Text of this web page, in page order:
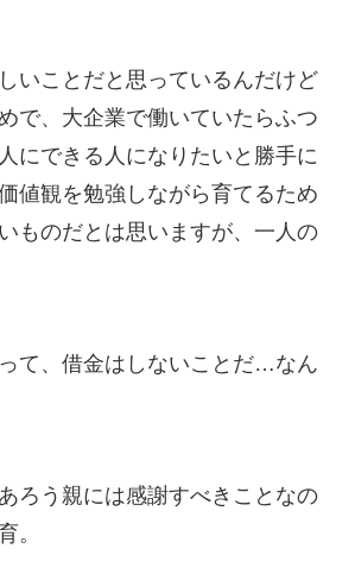
いことだと思っているんだけど
で、大企業で働いていたらふつ
にできる人になりたいと勝手に
値観を勉強しながら育てるため
ものだとは思いますが、一人の
て、借金はしないことだ…なん
ろう親には感謝すべきことなの
。